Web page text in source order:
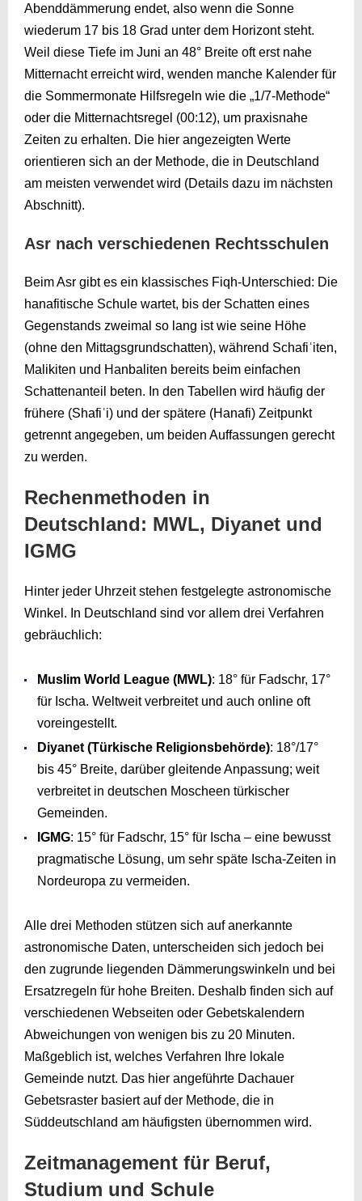
Abenddämmerung endet, also wenn die Sonne
wiederum 17 bis 18 Grad unter dem Horizont steht.
Weil diese Tiefe im Juni an 48° Breite oft erst nahe
Mitternacht erreicht wird, wenden manche Kalender für
die Sommermonate Hilfsregeln wie die „1/7-Methode“
oder die Mitternachtsregel (00:12), um praxisnahe
Zeiten zu erhalten. Die hier angezeigten Werte
orientieren sich an der Methode, die in Deutschland
am meisten verwendet wird (Details dazu im nächsten
Abschnitt).
Asr nach verschiedenen Rechtsschulen
Beim Asr gibt es ein klassisches Fiqh-Unterschied: Die
hanafitische Schule wartet, bis der Schatten eines
Gegenstands zweimal so lang ist wie seine Höhe
(ohne den Mittagsgrundschatten), während Schafiʿiten,
Malikiten und Hanbaliten bereits beim einfachen
Schattenanteil beten. In den Tabellen wird häufig der
frühere (Shafiʿi) und der spätere (Hanafi) Zeitpunkt
getrennt angegeben, um beiden Auffassungen gerecht
zu werden.
Rechenmethoden in
Deutschland: MWL, Diyanet und
IGMG
Hinter jeder Uhrzeit stehen festgelegte astronomische
Winkel. In Deutschland sind vor allem drei Verfahren
gebräuchlich:
Muslim World League (MWL): 18° für Fadschr, 17°
für Ischa. Weltweit verbreitet und auch online oft
voreingestellt.
Diyanet (Türkische Religionsbehörde): 18°/17°
bis 45° Breite, darüber gleitende Anpassung; weit
verbreitet in deutschen Moscheen türkischer
Gemeinden.
IGMG: 15° für Fadschr, 15° für Ischa – eine bewusst
pragmatische Lösung, um sehr späte Ischa-Zeiten in
Nordeuropa zu vermeiden.
Alle drei Methoden stützen sich auf anerkannte
astronomische Daten, unterscheiden sich jedoch bei
den zugrunde liegenden Dämmerungswinkeln und bei
Ersatzregeln für hohe Breiten. Deshalb finden sich auf
verschiedenen Webseiten oder Gebetskalendern
Abweichungen von wenigen bis zu 20 Minuten.
Maßgeblich ist, welches Verfahren Ihre lokale
Gemeinde nutzt. Das hier angeführte Dachauer
Gebetsraster basiert auf der Methode, die in
Süddeutschland am häufigsten übernommen wird.
Zeitmanagement für Beruf,
Studium und Schule